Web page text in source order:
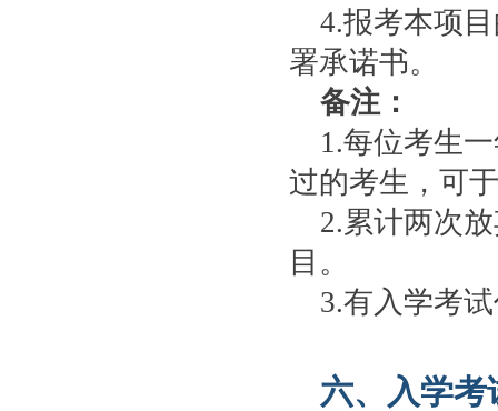
4.报考本项
署承诺书。
备注：
1.每位考生
过的考生，可
2.累计两次
目。
3.有入学考
六、入学考